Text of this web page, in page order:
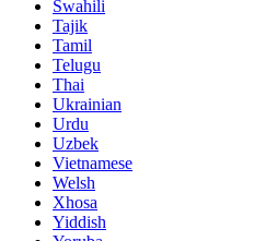
Swahili
Tajik
Tamil
Telugu
Thai
Ukrainian
Urdu
Uzbek
Vietnamese
Welsh
Xhosa
Yiddish